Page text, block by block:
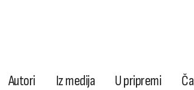
Autori Iz medija U pripremi